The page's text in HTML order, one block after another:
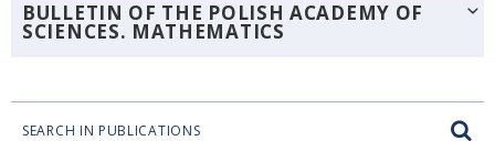
BULLETIN OF THE POLISH ACADEMY OF
SCIENCES. MATHEMATICS
SEARCH IN PUBLICATIONS